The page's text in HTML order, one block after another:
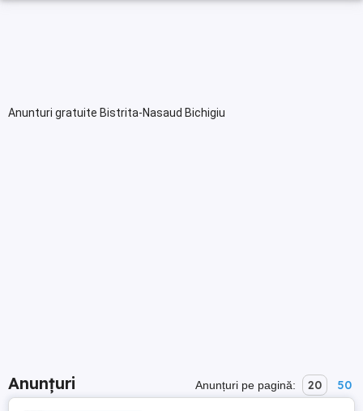
Anunturi gratuite Bistrita-Nasaud Bichigiu
Anunțuri Anunțuri pe pagină: 20 50